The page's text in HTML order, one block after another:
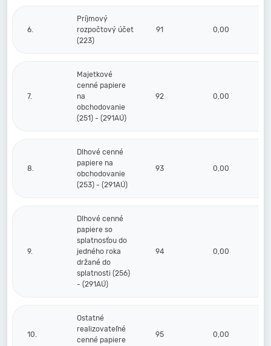
6.
Príjmový
rozpočtový účet
(223)
91 0,00
7.
Majetkové
cenné papiere
na
obchodovanie
(251) - (291AÚ)
92 0,00
8.
Dlhové cenné
papiere na
obchodovanie
(253) - (291AÚ)
93 0,00
9.
Dlhové cenné
papiere so
splatnosťou do
jedného roka
držané do
splatnosti (256)
- (291AÚ)
94 0,00
10.
Ostatné
realizovateľné
cenné papiere
95 0,00